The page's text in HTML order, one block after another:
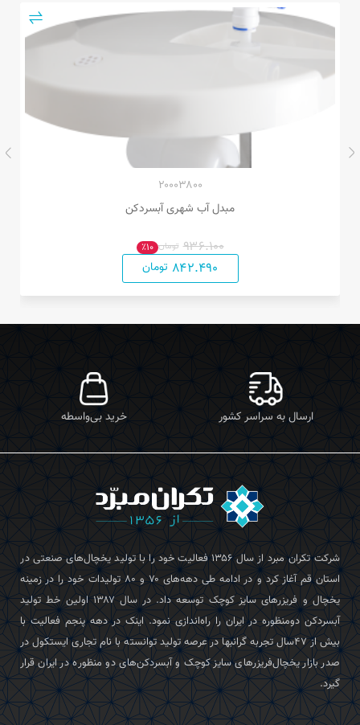
۲۰۰۰۳۸۰۰
مبدل آب شهری آبسردکن
۹۳۶.۱۰۰ تومان ٪۱۰
۸۴۲.۴۹۰ تومان
ارسال به سراسر کشور خرید بی‌واسطه
شرکت تکران‌ مبرد از سال ۱۳۵۶ فعالیت خود را با تولید یخچال‌های صنعتی در
استان قم آغاز کرد و در ادامه طی دهه‌های ۷۰ و ۸۰ تولیدات خود را در زمینه
یخچال و فریزرهای سایز کوچک توسعه داد. در سال ۱۳۸۷ اولین خط تولید
آبسردکن دومنظوره در ایران را راه‌اندازی نمود. اینک در دهه پنجم فعالیت با
بیش از ۴۷سال تجربه گرانبها در عرصه تولید توانسته با نام تجاری ایستکول در
صدر بازار یخچال‌فریزرهای سایز کوچک و آبسردکن‌های دو منظوره در ایران قرار
گیرد.